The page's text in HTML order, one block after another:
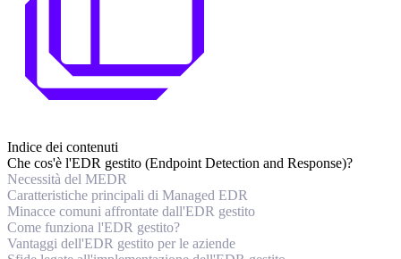
Indice dei contenuti
Che cos'è l'EDR gestito (Endpoint Detection and Response)?
Necessità del MEDR
Caratteristiche principali di Managed EDR
Minacce comuni affrontate dall'EDR gestito
Come funziona l'EDR gestito?
Vantaggi dell'EDR gestito per le aziende